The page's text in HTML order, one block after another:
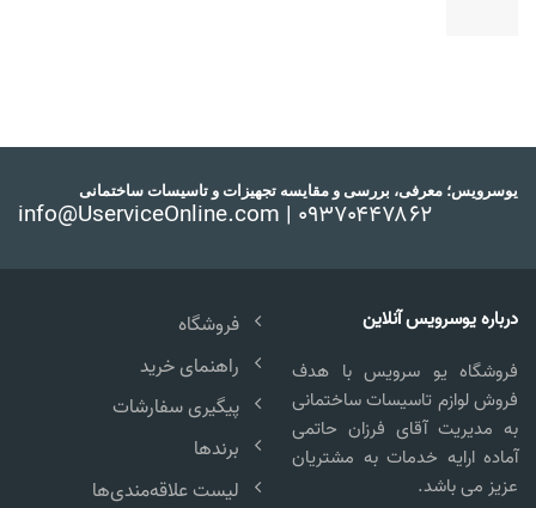
یوسرویس؛ معرفی، بررسی و مقایسه تجهیزات و تاسیسات ساختمانی
info@UserviceOnline.com | ۰۹۳۷۰۴۴۷۸۶۲
درباره یوسرویس آنلاین
فروشگاه یو سرویس با هدف
فروش لوازم تاسیسات ساختمانی
به مدیریت آقای فرزان حاتمی
آماده ارایه خدمات به مشتریان
عزیز می باشد.
فروشگاه
راهنمای خرید
پیگیری سفارشات
برندها
لیست علاقه‌مندی‌ها